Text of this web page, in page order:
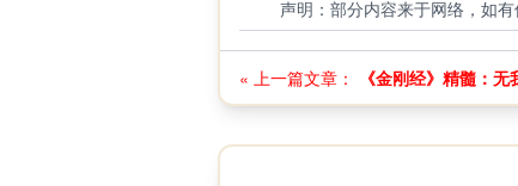
声明：部分内容来于网络，如
« 上一篇文章： 《金刚经》精髓：无